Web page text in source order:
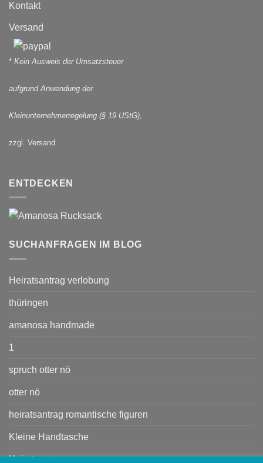
Kontakt
Versand
* Kein Ausweis der Umsatzsteuer
aufgrund Anwendung der
Kleinunternehmerregelung (§ 19 UStG),
zzgl. Versand
ENTDECKEN
SUCHANFRAGEN IM BLOG
Heiratsantrag verlobung
thüringen
amanosa handmade
1
spruch otter nö
otter nö
heiratsantrag romantische figuren
Kleine Handtasche
Heiratsant rag